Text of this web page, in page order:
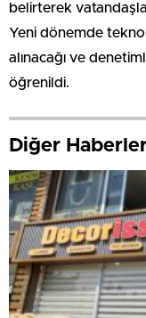
belirterek
Yeni dönemde
alınacağı ve
öğrenildi.
Diğer